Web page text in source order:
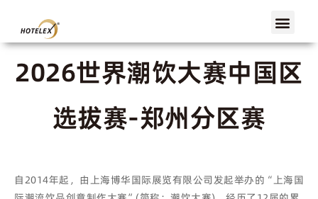
2026世界潮饮大赛中国区
选拔赛-郑州分区赛
自2014年起，由上海博华国际展览有限公司发起举办的“上海国